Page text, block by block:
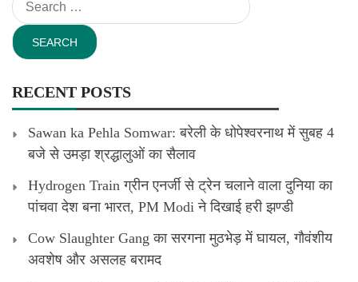
for:
RECENT POSTS
Sawan ka Pehla Somwar: बरेली के धोपेश्वरनाथ में सुबह 4
बजे से उमड़ा श्रद्धालुओं का सैलाव
Hydrogen Train ग्रीन एनर्जी से ट्रेन चलाने वाला दुनिया का
पांचवा देश बना भारत, PM Modi ने दिखाई हरी झण्डी
Cow Slaughter Gang का सरगना मुठभेड़ में घायल, गौवंशीय
अवशेष और असलह बरामद